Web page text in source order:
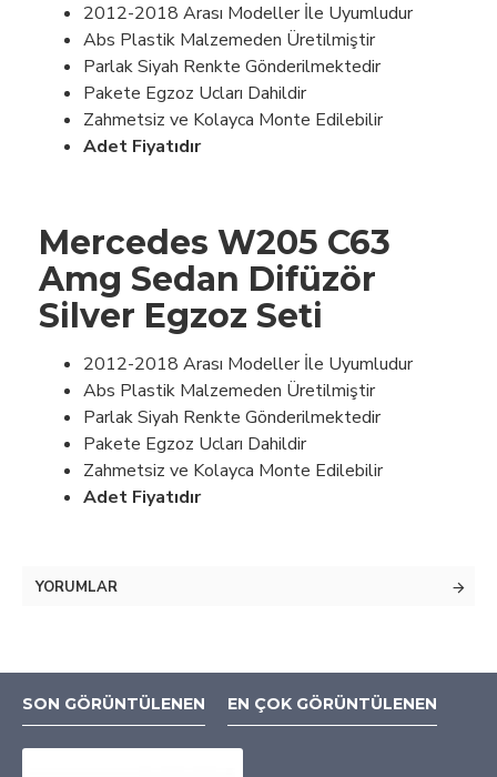
2012-2018 Arası Modeller İle Uyumludur
Abs Plastik Malzemeden Üretilmiştir
Parlak Siyah Renkte Gönderilmektedir
Pakete Egzoz Ucları Dahildir
Zahmetsiz ve Kolayca Monte Edilebilir
Adet Fiyatıdır
Mercedes W205 C63
Amg Sedan Difüzör
Silver Egzoz Seti
2012-2018 Arası Modeller İle Uyumludur
Abs Plastik Malzemeden Üretilmiştir
Parlak Siyah Renkte Gönderilmektedir
Pakete Egzoz Ucları Dahildir
Zahmetsiz ve Kolayca Monte Edilebilir
Adet Fiyatıdır
YORUMLAR
SON GÖRÜNTÜLENEN EN ÇOK GÖRÜNTÜLENEN